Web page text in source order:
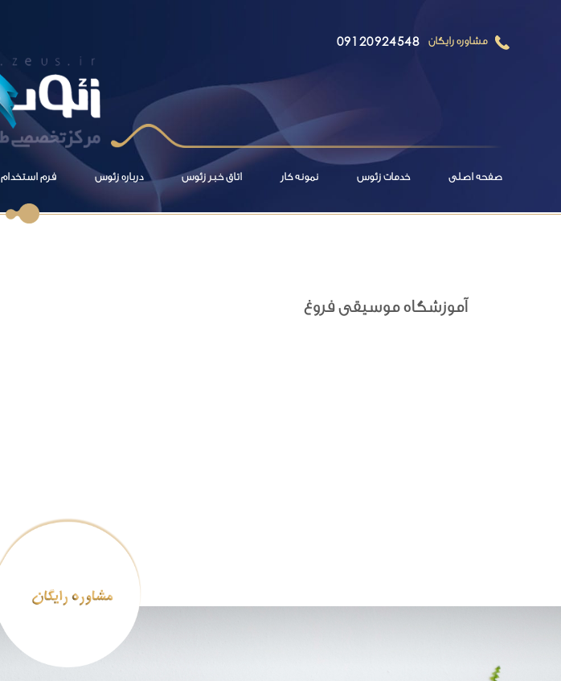
مشاوره رایگان 09120924548
صفحه اصلی خدمات زئوس نمونه کار اتاق خبر زئوس درباره زئوس فرم استخدام
آموزشگاه موسیقی فروغ